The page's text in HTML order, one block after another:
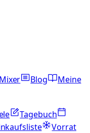
Blog
Meine
Tagebuch
Vorrat